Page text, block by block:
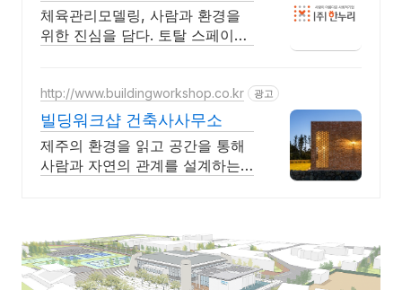
리
체육관리모델링, 사람과 환경을
위한 진심을 담다. 토탈 스페이스
http://www.buildingworkshop.co.kr 광고
빌딩워크샵 건축사사무소
제주의 환경을 읽고 공간을 통해
사람과 자연의 관계를 설계하는